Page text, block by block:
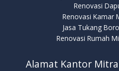
Renovasi
Renovasi Kamar
Jasa Tukang
Renovasi Rumah
Alamat Kantor